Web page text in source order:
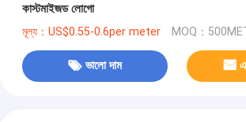
কাস্টমাইজড লোগো
মূল্য：US$0.55-0.6per meter MOQ：
ভালো দাম